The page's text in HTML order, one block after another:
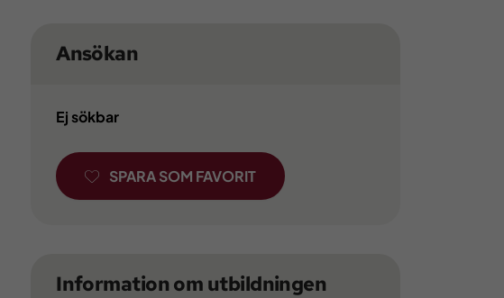
Ansökan
Ej sökbar
SPARA SOM FAVORIT
Information om utbildningen